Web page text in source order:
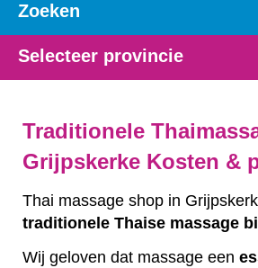
Zoeken
Selecteer provincie
Traditionele
Grijpskerke Kosten &
Thai massage shop in
traditionele Thaise massage
Wij geloven dat massage een